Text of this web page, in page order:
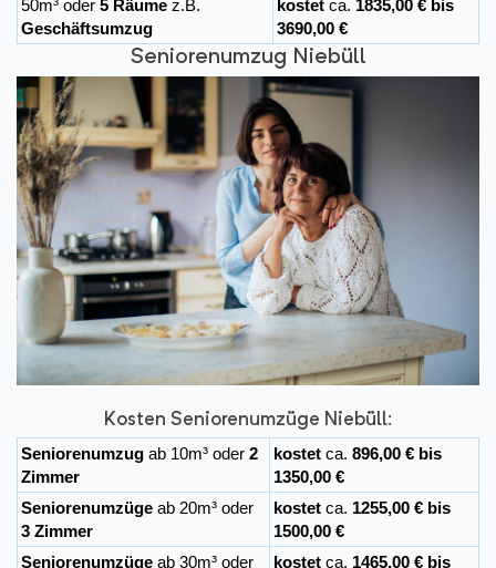
50m³ oder 5 Räume z.B.
Geschäftsumzug
kostet ca. 1835,00 € bis
3690,00 €
Seniorenumzug Niebüll
Kosten Seniorenumzüge Niebüll:
Seniorenumzug ab 10m³ oder 2
Zimmer
kostet ca. 896,00 € bis
1350,00 €
Seniorenumzüge ab 20m³ oder
3 Zimmer
kostet ca. 1255,00 € bis
1500,00 €
Seniorenumzüge ab 30m³ oder kostet ca. 1465,00 € bis